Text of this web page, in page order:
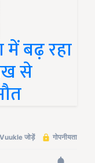
बढ़ रहा
से